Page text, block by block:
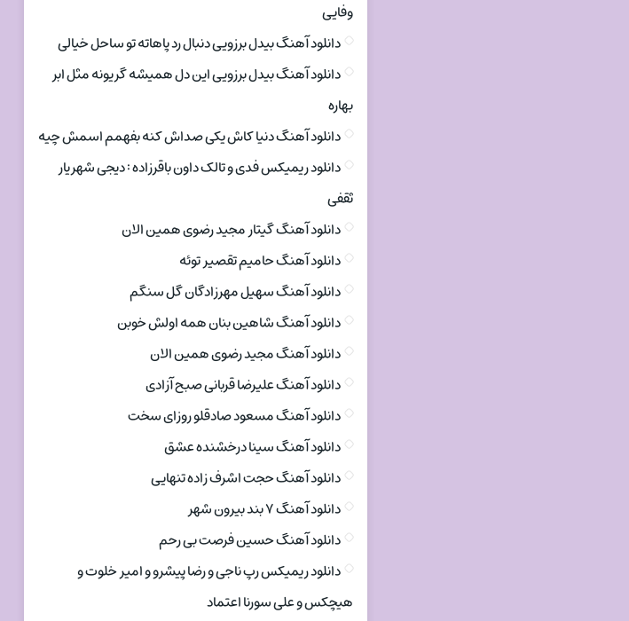
وفایی
دانلود آهنگ بیدل برزویی دنبال رد پاهاته تو ساحل خیالی
دانلود آهنگ بیدل برزویی این دل همیشه گریونه مثل ابر
بهاره
دانلود آهنگ دنیا کاش یکی صداش کنه بفهمم اسمش چیه
دانلود ریمیکس فدی و تالک داون باقرزاده : دیجی شهریار
ثقفی
دانلود آهنگ گیتار مجید رضوی همین الان
دانلود آهنگ حامیم تقصیر توئه
دانلود آهنگ سهیل مهرزادگان گل سنگم
دانلود آهنگ شاهین بنان همه اولش خوبن
دانلود آهنگ مجید رضوی همین الان
دانلود آهنگ علیرضا قربانی صبح آزادی
دانلود آهنگ مسعود صادقلو روزای سخت
دانلود آهنگ سینا درخشنده عشق
دانلود آهنگ حجت اشرف زاده تنهایی
دانلود آهنگ ۷ بند بیرون شهر
دانلود آهنگ حسین فرصت بی رحم
دانلود ریمیکس رپ ناجی و رضا پیشرو و امیر خلوت و
هیچکس و علی سورنا اعتماد